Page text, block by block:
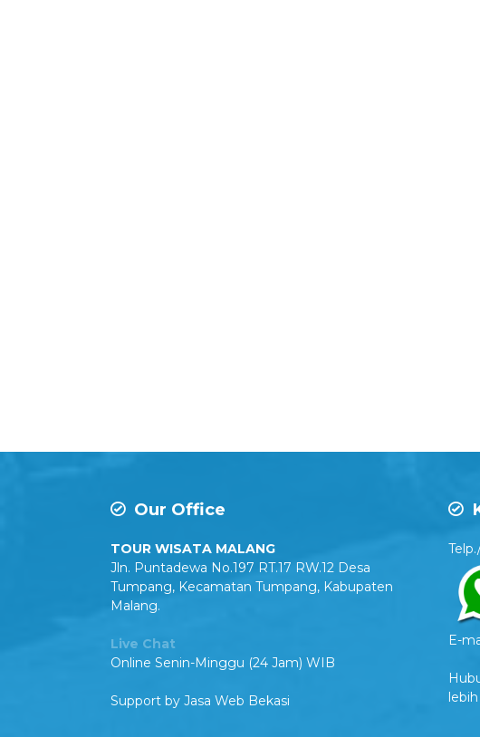
Our Office
TOUR WISATA MALANG
Jln. Puntadewa No.197 RT.17 RW.12 Desa
Tumpang, Kecamatan Tumpang, Kabupaten
Malang.
Live Chat
Online Senin-Minggu (24 Jam) WIB
Support by Jasa Web Bekasi
E-